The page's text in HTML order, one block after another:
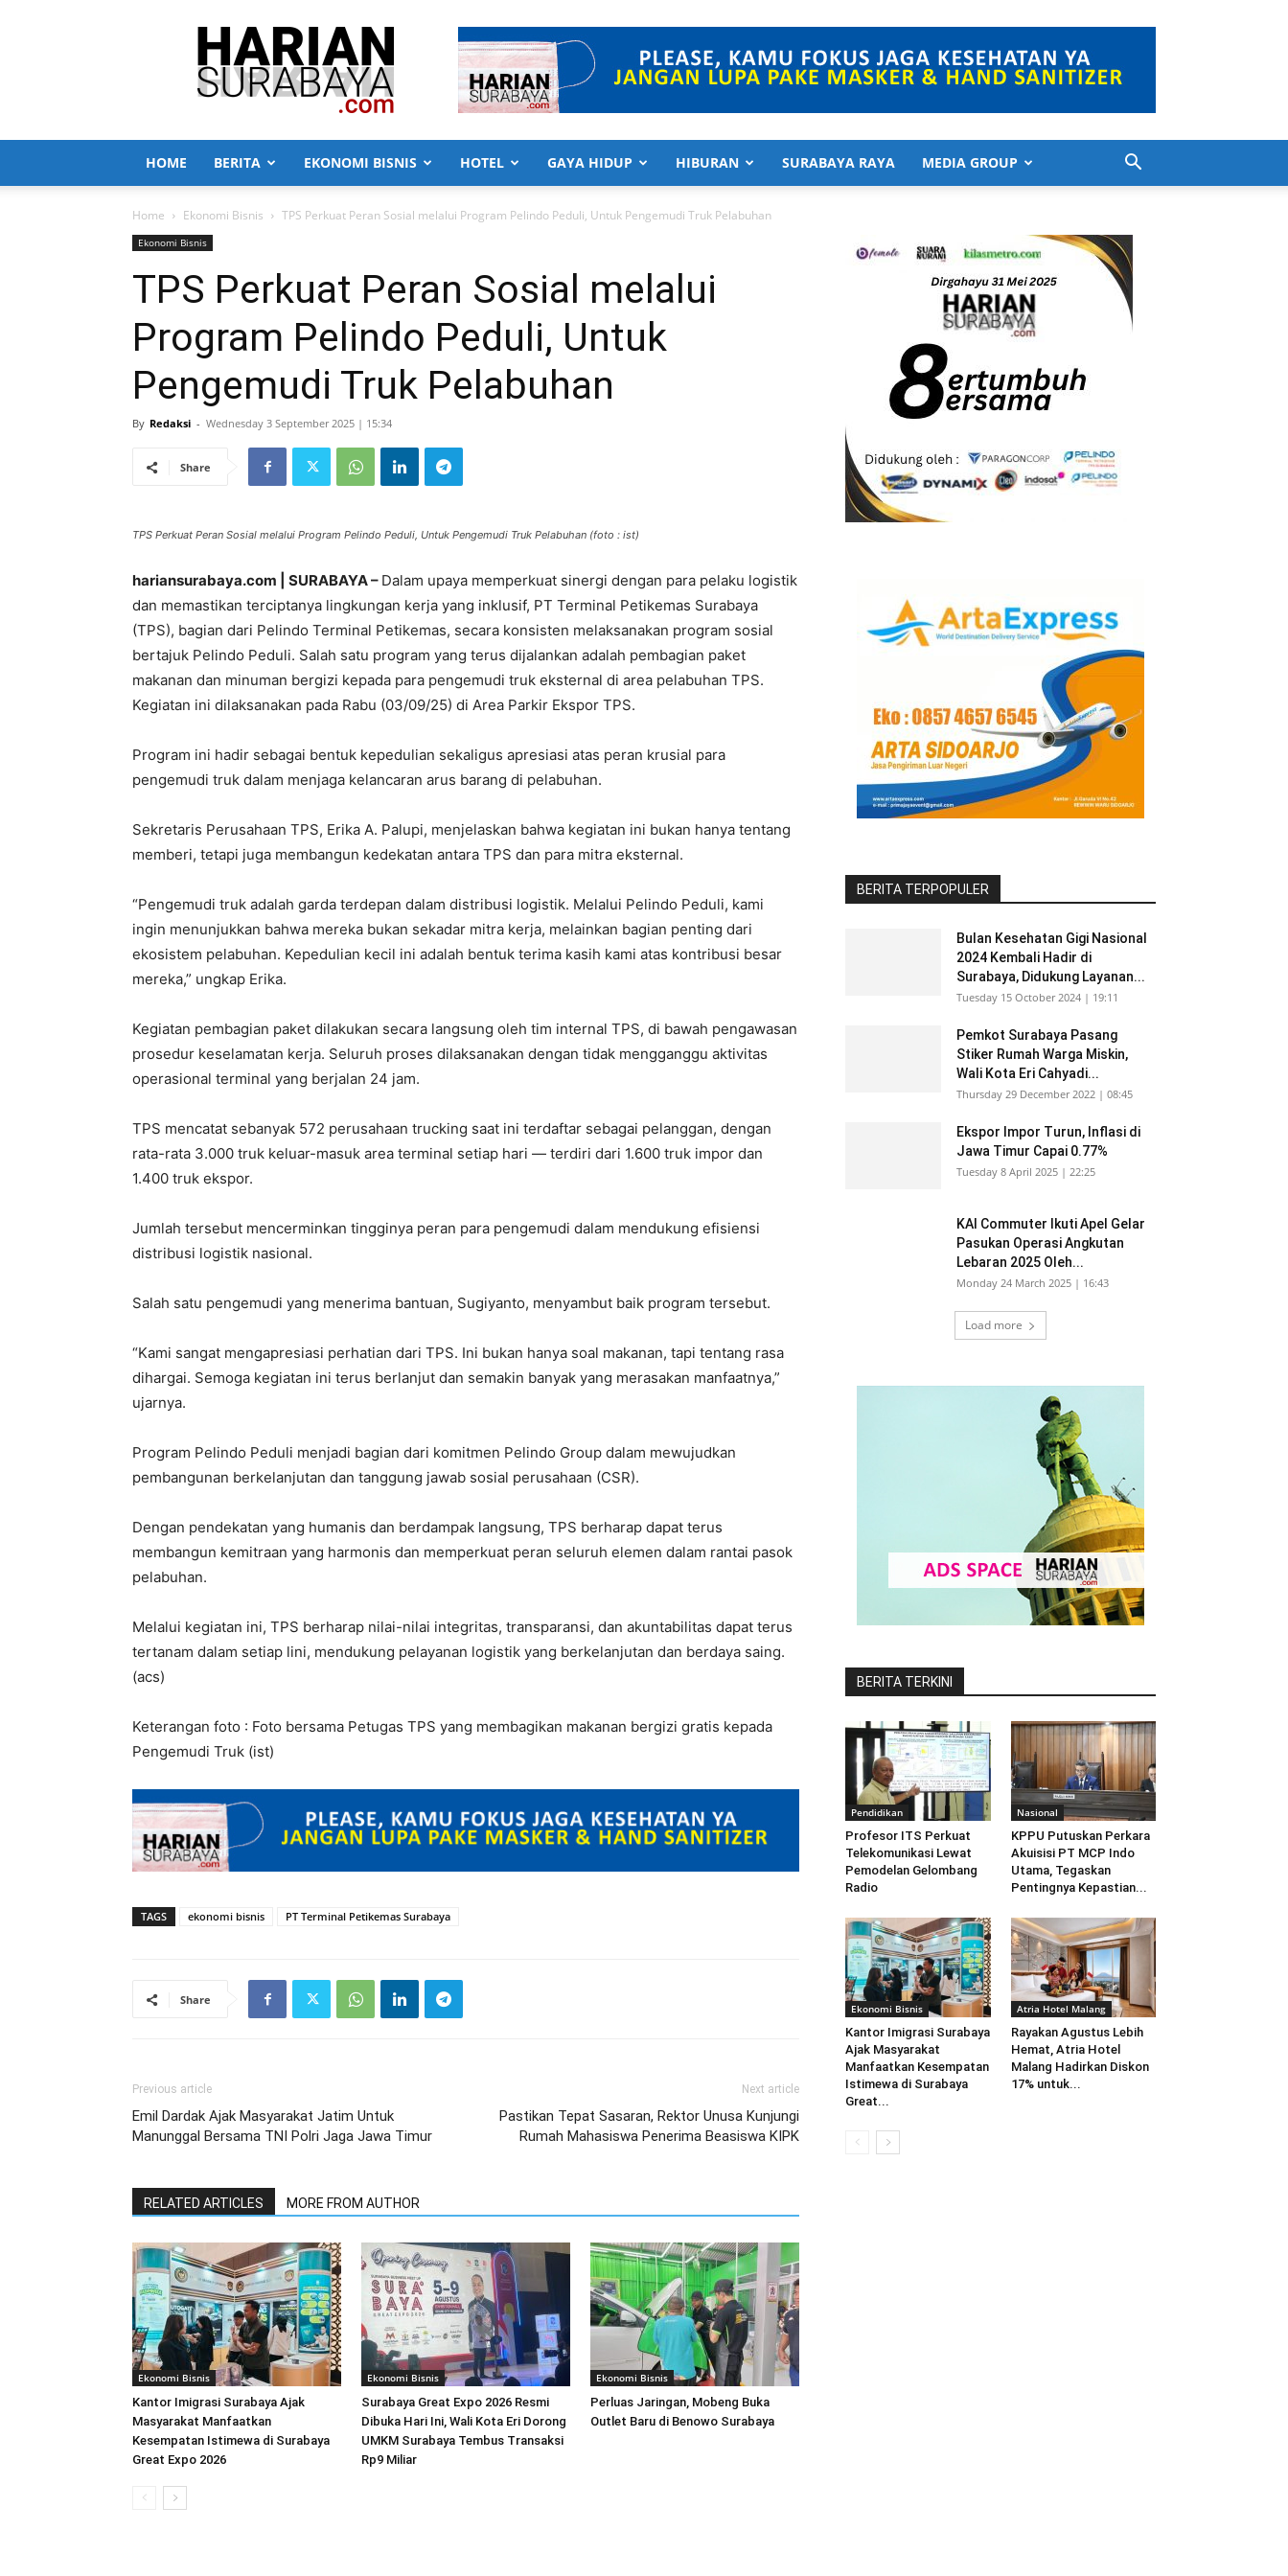
Harian
Surabaya
HOME BERITA EKONOMI BISNIS HOTEL GAYA HIDUP HIBURAN SURABAYA RAYA MEDIA GROUP
Home Ekonomi Bisnis TPS Perkuat Peran Sosial melalui Program Pelindo Peduli, Untuk Pengemudi Truk Pelabuhan
Ekonomi Bisnis
TPS Perkuat Peran Sosial melalui
Program Pelindo Peduli, Untuk
Pengemudi Truk Pelabuhan
By Redaksi - Wednesday 3 September 2025 | 15:34
Share
TPS Perkuat Peran Sosial melalui Program Pelindo Peduli, Untuk Pengemudi Truk Pelabuhan (foto : ist)
hariansurabaya.com | SURABAYA – Dalam upaya memperkuat sinergi dengan para pelaku logistik
dan memastikan terciptanya lingkungan kerja yang inklusif, PT Terminal Petikemas Surabaya
(TPS), bagian dari Pelindo Terminal Petikemas, secara konsisten melaksanakan program sosial
bertajuk Pelindo Peduli. Salah satu program yang terus dijalankan adalah pembagian paket
makanan dan minuman bergizi kepada para pengemudi truk eksternal di area pelabuhan TPS.
Kegiatan ini dilaksanakan pada Rabu (03/09/25) di Area Parkir Ekspor TPS.
Program ini hadir sebagai bentuk kepedulian sekaligus apresiasi atas peran krusial para
pengemudi truk dalam menjaga kelancaran arus barang di pelabuhan.
Sekretaris Perusahaan TPS, Erika A. Palupi, menjelaskan bahwa kegiatan ini bukan hanya tentang
memberi, tetapi juga membangun kedekatan antara TPS dan para mitra eksternal.
“Pengemudi truk adalah garda terdepan dalam distribusi logistik. Melalui Pelindo Peduli, kami
ingin menunjukkan bahwa mereka bukan sekadar mitra kerja, melainkan bagian penting dari
ekosistem pelabuhan. Kepedulian kecil ini adalah bentuk terima kasih kami atas kontribusi besar
mereka,” ungkap Erika.
Kegiatan pembagian paket dilakukan secara langsung oleh tim internal TPS, di bawah pengawasan
prosedur keselamatan kerja. Seluruh proses dilaksanakan dengan tidak mengganggu aktivitas
operasional terminal yang berjalan 24 jam.
TPS mencatat sebanyak 572 perusahaan trucking saat ini terdaftar sebagai pelanggan, dengan
rata-rata 3.000 truk keluar-masuk area terminal setiap hari — terdiri dari 1.600 truk impor dan
1.400 truk ekspor.
Jumlah tersebut mencerminkan tingginya peran para pengemudi dalam mendukung efisiensi
distribusi logistik nasional.
Salah satu pengemudi yang menerima bantuan, Sugiyanto, menyambut baik program tersebut.
“Kami sangat mengapresiasi perhatian dari TPS. Ini bukan hanya soal makanan, tapi tentang rasa
dihargai. Semoga kegiatan ini terus berlanjut dan semakin banyak yang merasakan manfaatnya,”
ujarnya.
Program Pelindo Peduli menjadi bagian dari komitmen Pelindo Group dalam mewujudkan
pembangunan berkelanjutan dan tanggung jawab sosial perusahaan (CSR).
Dengan pendekatan yang humanis dan berdampak langsung, TPS berharap dapat terus
membangun kemitraan yang harmonis dan memperkuat peran seluruh elemen dalam rantai pasok
pelabuhan.
Melalui kegiatan ini, TPS berharap nilai-nilai integritas, transparansi, dan akuntabilitas dapat terus
tertanam dalam setiap lini, mendukung pelayanan logistik yang berkelanjutan dan berdaya saing.
(acs)
Keterangan foto : Foto bersama Petugas TPS yang membagikan makanan bergizi gratis kepada
Pengemudi Truk (ist)
TAGS ekonomi bisnis PT Terminal Petikemas Surabaya
Share
Previous article
Emil Dardak Ajak Masyarakat Jatim Untuk
Manunggal Bersama TNI Polri Jaga Jawa Timur
Next article
Pastikan Tepat Sasaran, Rektor Unusa Kunjungi
Rumah Mahasiswa Penerima Beasiswa KIPK
RELATED ARTICLES MORE FROM AUTHOR
Ekonomi Bisnis
Kantor Imigrasi Surabaya Ajak
Masyarakat Manfaatkan
Kesempatan Istimewa di Surabaya
Great Expo 2026
Ekonomi Bisnis
Surabaya Great Expo 2026 Resmi
Dibuka Hari Ini, Wali Kota Eri Dorong
UMKM Surabaya Tembus Transaksi
Rp9 Miliar
Ekonomi Bisnis
Perluas Jaringan, Mobeng Buka
Outlet Baru di Benowo Surabaya
BERITA TERPOPULER
Bulan Kesehatan Gigi Nasional
2024 Kembali Hadir di
Surabaya, Didukung Layanan...
Tuesday 15 October 2024 | 19:11
Pemkot Surabaya Pasang
Stiker Rumah Warga Miskin,
Wali Kota Eri Cahyadi...
Thursday 29 December 2022 | 08:45
Ekspor Impor Turun, Inflasi di
Jawa Timur Capai 0.77%
Tuesday 8 April 2025 | 22:25
KAI Commuter Ikuti Apel Gelar
Pasukan Operasi Angkutan
Lebaran 2025 Oleh...
Monday 24 March 2025 | 16:43
Load more
BERITA TERKINI
Pendidikan
Profesor ITS Perkuat
Telekomunikasi Lewat
Pemodelan Gelombang
Radio
Nasional
KPPU Putuskan Perkara
Akuisisi PT MCP Indo
Utama, Tegaskan
Pentingnya Kepastian...
Ekonomi Bisnis
Kantor Imigrasi Surabaya
Ajak Masyarakat
Manfaatkan Kesempatan
Istimewa di Surabaya
Great...
Atria Hotel Malang
Rayakan Agustus Lebih
Hemat, Atria Hotel
Malang Hadirkan Diskon
17% untuk...